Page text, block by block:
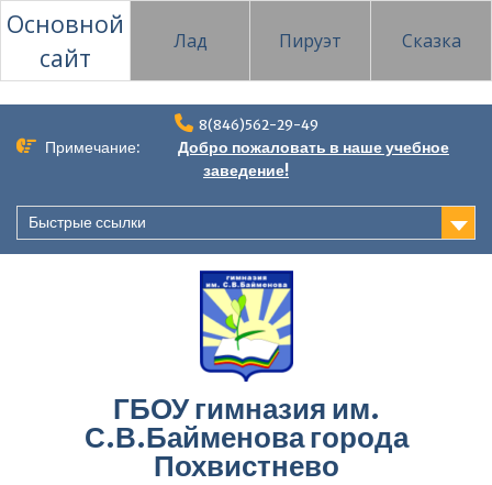
Основной
сайт
Лад Пируэт Сказка
содержимому
8(846)562-29-49
Примечание:
Добро пожаловать в наше учебное
заведение!
Быстрые ссылки
ГБОУ гимназия им.
С.В.Байменова города
Похвистнево